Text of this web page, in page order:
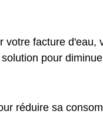
votre facture d'eau,
pour
réduire sa